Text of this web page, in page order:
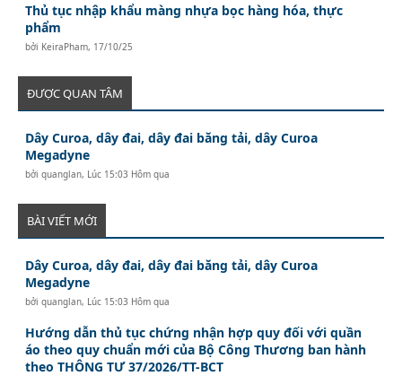
Thủ tục nhập khẩu màng nhựa bọc hàng hóa, thực
phẩm
bởi KeiraPham, 17/10/25
ĐƯỢC QUAN TÂM
Dây Curoa, dây đai, dây đai băng tải, dây Curoa
Megadyne
bởiquanglan, Lúc 15:03 Hôm qua
BÀI VIẾT MỚI
Dây Curoa, dây đai, dây đai băng tải, dây Curoa
Megadyne
bởiquanglan, Lúc 15:03 Hôm qua
Hướng dẫn thủ tục chứng nhận hợp quy đối với quần
áo theo quy chuẩn mới của Bộ Công Thương ban hành
theo THÔNG TƯ 37/2026/TT-BCT